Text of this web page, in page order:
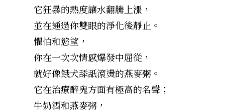
它狂暴的熱度讓水翻騰上漲，
並在通過你雙眼的淨化後靜止。
懼怕和慾望，
你在一次次情感爆發中屈從，
就好像餓犬舔舐滾燙的燕麥粥。
它在治療醉鬼方面有極高的名聲；
牛奶酒和燕麥粥，